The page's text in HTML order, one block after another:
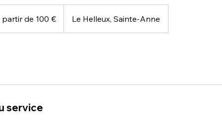
partir de 100 € Le Helleux, Sainte-Anne
service